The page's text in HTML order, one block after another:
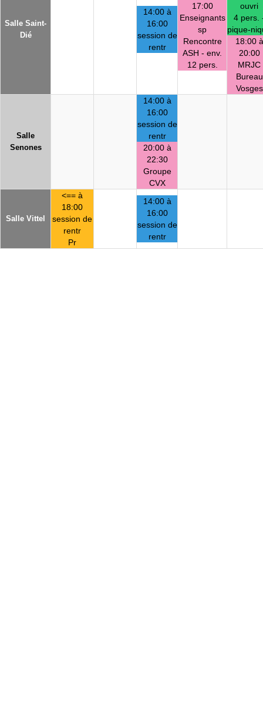
Salle Saint-
Dié
14:00 à
16:00
session de
rentr
17:00
Enseignants
sp
Rencontre
ASH - env.
12 pers.
ouvri
4 pers.
pique-
18:00 à
20:00
MRJC
Bureau
Vosges
Salle
Senones
14:00 à
16:00
session de
rentr
20:00 à
22:30
Groupe
CVX
Salle Vittel
<== à
18:00
session de
rentr
Pr
14:00 à
16:00
session de
rentr